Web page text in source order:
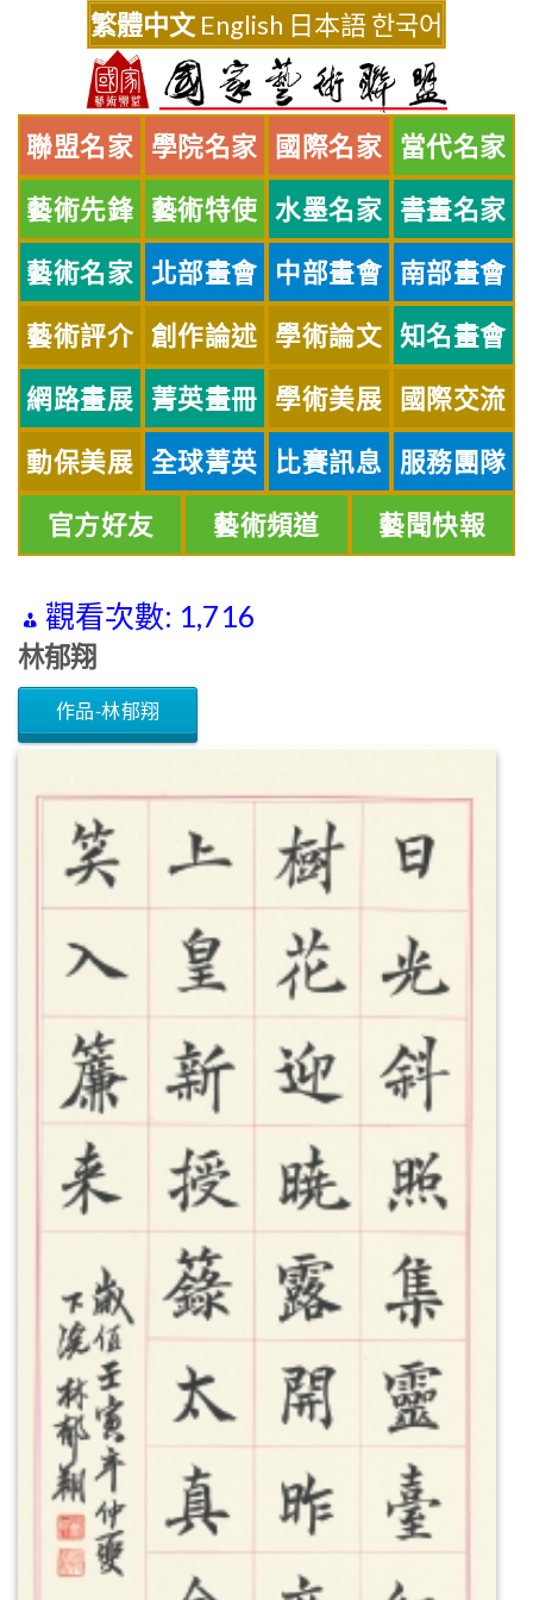
繁體中文 English 日本語한국어
聯盟名家 學院名家 國際名家 當代名家
藝術先鋒 藝術特使 水墨名家 書畫名家
藝術名家 北部畫會 中部畫會 南部畫會
藝術評介 創作論述 學術論文 知名畫會
網路畫展 菁英畫冊 學術美展 國際交流
動保美展 全球菁英 比賽訊息 服務團隊
官方好友 藝術頻道 藝聞快報
觀看次數: 1,716
林郁翔
作品-林郁翔